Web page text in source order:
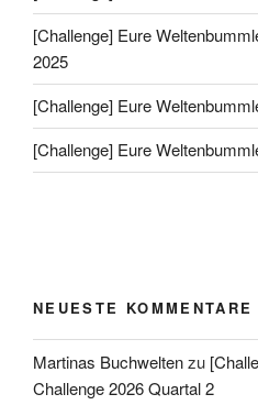
[Challenge] Eure
2025
[Challenge] Eure
[Challenge] Eure
NEUESTE KOMMENTARE
Martinas Buchweltenzu
Challenge 2026 Quartal 2